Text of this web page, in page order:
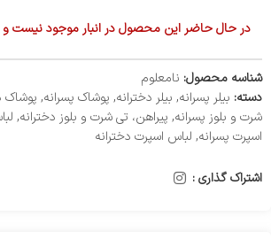
در حال حاضر این محصول در انبار موجود نیست
شناسه محصول: نامعلوم
دسته: بیلر پسرانه, بیلر دخترانه, پوشاک پسرانه, پوشاک
شرت و بلوز پسرانه, پیراهن، تی شرت و بلوز دخترانه,
اسپرت پسرانه, لباس اسپرت دخترانه
اشتراک گذاری :